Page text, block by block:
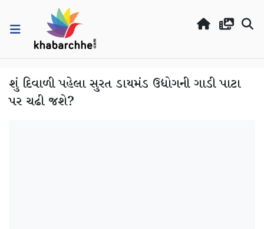
શું દિવાળી પહેલા સુરત ડાયમંડ ઉદ્યોગની ગાડી પાટા
પર ચઢી જશે?